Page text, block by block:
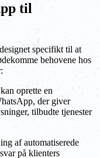
til
specifikt til at
behovene hos
oprette en
der giver
tilbudte tjenester
af automatiserede
på klienters